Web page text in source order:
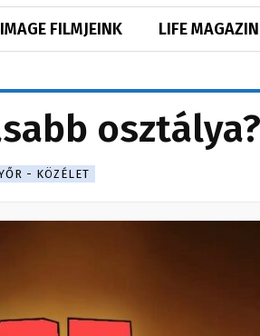
IMAGE FILMJEINK LIFE MAGAZIN
osztálya?
- KÖZÉLET